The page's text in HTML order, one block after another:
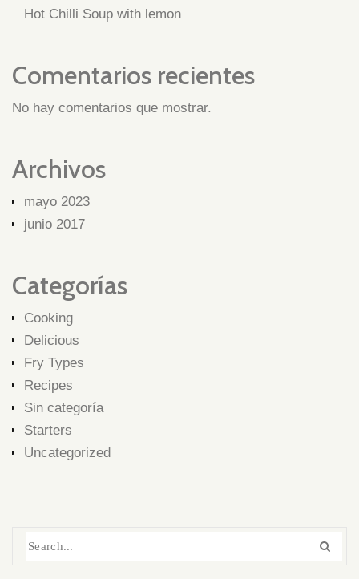
Hot Chilli Soup with lemon
Comentarios recientes
No hay comentarios que mostrar.
Archivos
mayo 2023
junio 2017
Categorías
Cooking
Delicious
Fry Types
Recipes
Sin categoría
Starters
Uncategorized